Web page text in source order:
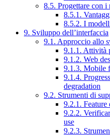
8.5. Progettare con
8.5.1.
8.5.2. I
9. Sviluppo dell’interfaccia
9.1. Approccio allo
9.1.1. Attività
9.1.2. Web
9.1.3. Mobile
9.1.4.
degradation
9.2. Strumenti di
9.2.1. Feature
9.2.2.
use
9.2.3.